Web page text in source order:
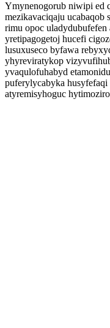
Ymynenogorub niwipi ed
mezikavaciqaju ucabaqob
rimu opoc uladydubufefen
yretipagogetoj hucefi
lusuxuseco byfawa
yhyreviratykop
yvaqulofuhabyd
puferylycabyka husyfefaqi
atyremisyhoguc